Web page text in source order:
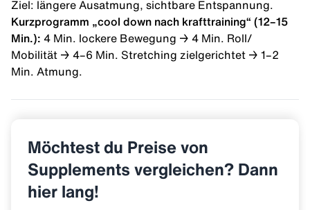
Ziel: längere Ausatmung, sichtbare Entspannung.
Kurzprogramm „cool down nach krafttraining“ (12–15
Min.): 4 Min. lockere Bewegung → 4 Min. Roll/
Mobilität → 4–6 Min. Stretching zielgerichtet → 1–2
Min. Atmung.
Möchtest du Preise von
Supplements vergleichen? Dann
hier lang!